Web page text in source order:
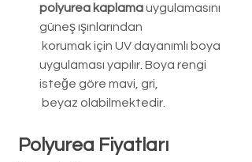
polyurea kaplama uygulamasını
güneş ışınlarından
uygulaması yapılır. Boya rengi
isteğe göre mavi, gri,
beyaz olabilmektedir.
Polyurea Fiyatları